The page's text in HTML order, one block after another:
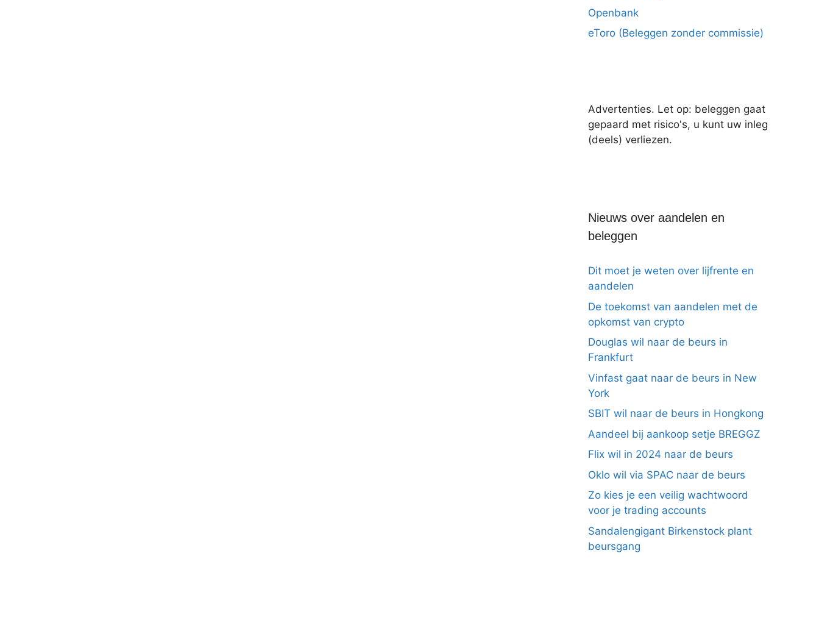
Openbank
eToro (Beleggen zonder commissie)
Advertenties. Let op: beleggen gaat
gepaard met risico's, u kunt uw inleg
(deels) verliezen.
Nieuws over aandelen en
beleggen
Dit moet je weten over lijfrente en
aandelen
De toekomst van aandelen met de
opkomst van crypto
Douglas wil naar de beurs in
Frankfurt
Vinfast gaat naar de beurs in New
York
SBIT wil naar de beurs in Hongkong
Aandeel bij aankoop setje BREGGZ
Flix wil in 2024 naar de beurs
Oklo wil via SPAC naar de beurs
Zo kies je een veilig wachtwoord
voor je trading accounts
Sandalengigant Birkenstock plant
beursgang